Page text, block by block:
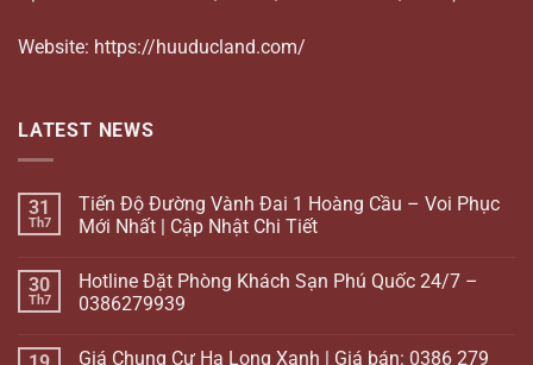
Website: https://huuducland.com/
LATEST NEWS
31
Th7
Tiến Độ Đường Vành Đai 1 Hoàng Cầu – Voi Phục
Mới Nhất | Cập Nhật Chi Tiết
30
Th7
Hotline Đặt Phòng Khách Sạn Phú Quốc 24/7 –
0386279939
Giá Chung Cư Hạ Long Xanh | Giá bán: 0386 279